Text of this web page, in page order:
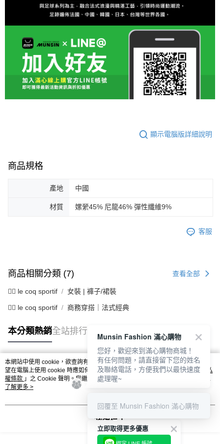
顯示電腦版詳細說明
商品規格
產地 中國
材質 嫘縈45% 尼龍46% 彈性纖維9%
客服
商品相關分類 (7) 查看全部
🚴‍♂️ le coq sportif 女裝 | 褲子/裙裝
🚴‍♂️ le coq sportif 商務穿搭｜法式經典
本分類熱銷全站排行
熱門標籤
本網站中使用 cookie，欲查詢有關本網站使用 cookie 方式之詳情，及若您不希
望在電腦上使用 cookie 時應如何變更電腦的 cookie 設定，請參閱本網站「
隱私
權條款 」之 Cookie 聲明。您繼續使用本網站即表示您同意本公司得按本網站使
用條款之 Cookie 聲明使用 cookie。
了解更多 >
我知道了
立即取得更多優惠
Munsin Fashion 滿心購物
您好，歡迎來到滿心購物商城！
有任何問題，請直接留下您的姓名
及聯絡電話，方便我們以最快速度
處理喔~
回覆至 Munsin Fashion 滿心購物